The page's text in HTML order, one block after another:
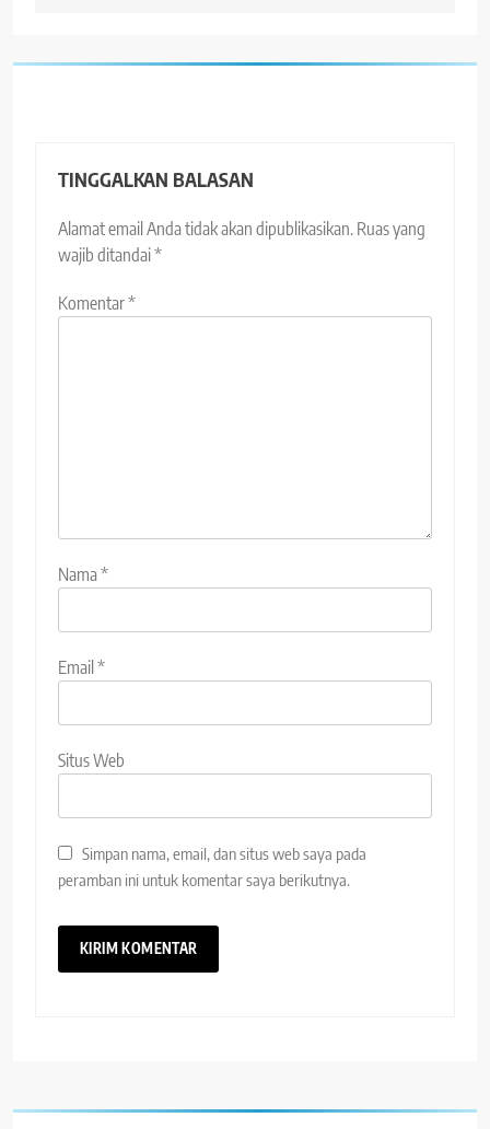
TINGGALKAN BALASAN
Alamat email Anda tidak akan dipublikasikan. Ruas yang
wajib ditandai*
Komentar*
Nama*
Email*
Situs Web
Simpan nama, email, dan situs web saya pada
peramban ini untuk komentar saya berikutnya.